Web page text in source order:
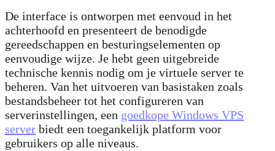
De interface is ontworpen met eenvoud in het
achterhoofd en presenteert de benodigde
gereedschappen en besturingselementen op
eenvoudige wijze. Je hebt geen uitgebreide
technische kennis nodig om je virtuele server te
beheren. Van het uitvoeren van basistaken zoals
bestandsbeheer tot het configureren van
serverinstellingen, een goedkope Windows VPS
server biedt een toegankelijk platform voor
gebruikers op alle niveaus.